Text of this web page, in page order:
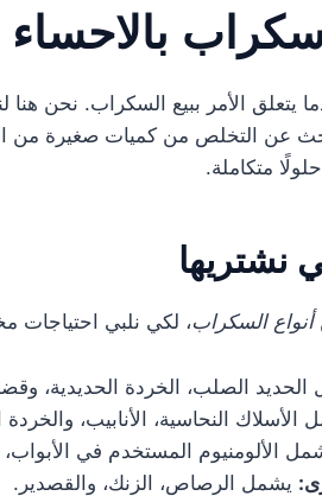
بالاحساء
يتعلق الأمر ببيع السكراب. نحن
عن التخلص من كميات صغيرة من
متكاملة.
نشتريها
أنواع السكراب، لكي نلبي احتياجات
الصلب، الخردة الحديدية،
الأسلاك النحاسية، الأنابيب،
الألومنيوم المستخدم في الأبواب،
يشمل الرصاص، الزنك، والقصدير.